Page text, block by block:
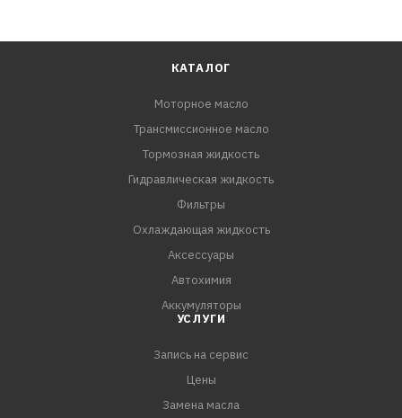
КАТАЛОГ
Моторное масло
Трансмиссионное масло
Тормозная жидкость
Гидравлическая жидкость
Фильтры
Охлаждающая жидкость
Аксессуары
Автохимия
Аккумуляторы
УСЛУГИ
Запись на сервис
Цены
Замена масла